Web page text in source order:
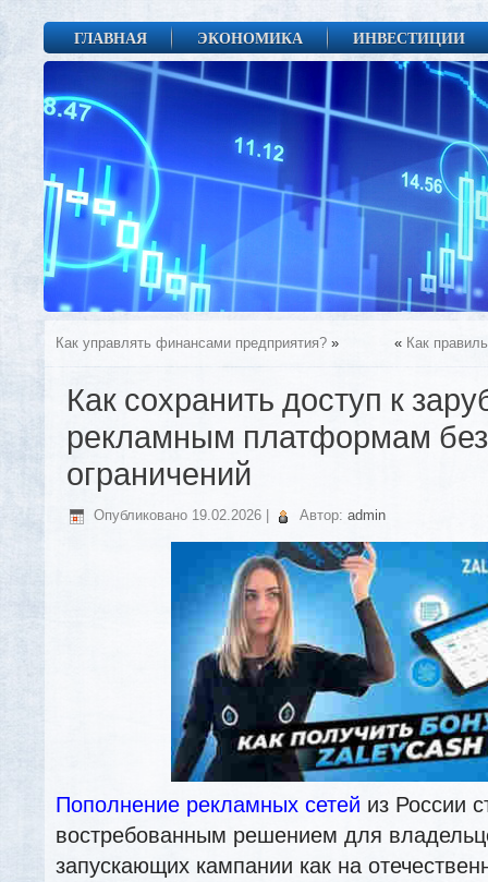
ГЛАВНАЯ ЭКОНОМИКА ИНВЕСТИЦИИ
Как управлять финансами предприятия? » « Как
Как сохранить доступ к
рекламным платформам
ограничений
Опубликовано 19.02.2026 Автор: admin
Пополнение рекламных сетей из России
востребованным решением для
запускающих кампании как на